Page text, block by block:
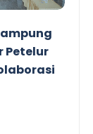
Petelur